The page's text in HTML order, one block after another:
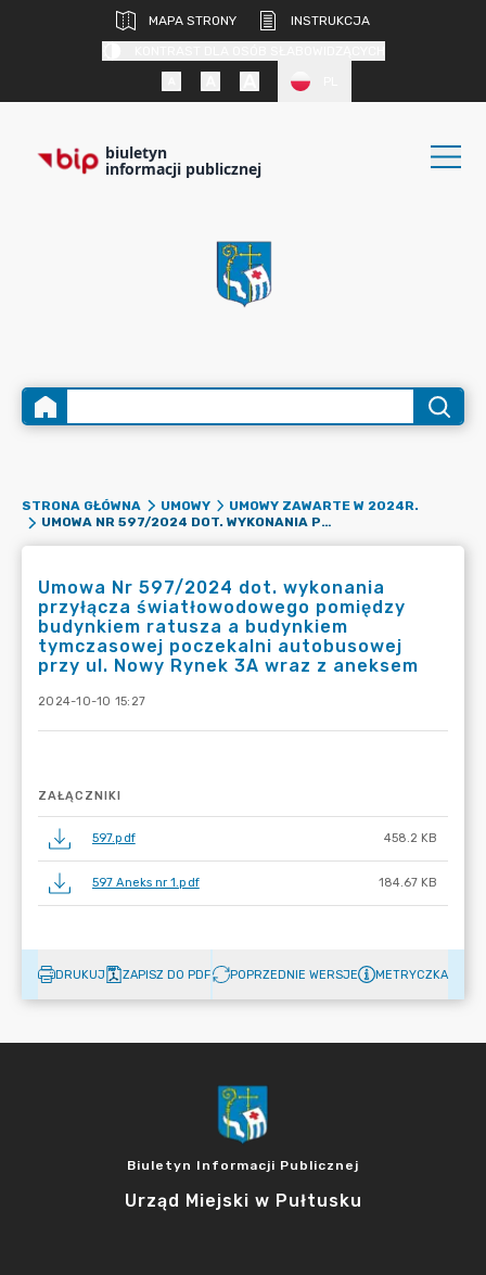
MAPA STRONY
INSTRUKCJA
biuletyn
informacji publicznej
STRONA GŁÓWNA UMOWY
UMOWY ZAWARTE W 2024R.
UMOWA NR 597/2024 DOT. WYKONANIA PRZYŁĄCZA ŚWIATŁOWODOWEGO POMIĘDZY BUDYNKIEM RATUSZA A BUDYNKIEM TYMCZASOWEJ POCZEKALNI AUTOBUSOWEJ PRZY UL. NOWY RYNEK 3A WRAZ Z ANEKSEM
Umowa Nr 597/2024 dot. wykonania
przyłącza światłowodowego pomiędzy
budynkiem ratusza a budynkiem
tymczasowej poczekalni autobusowej
przy ul. Nowy Rynek 3A wraz z aneksem
2024-10-10 15:27
ZAŁĄCZNIKI
597.pdf 458.2 KB
597 Aneks nr 1.pdf 184.67 KB
DRUKUJ ZAPISZ DO PDF POPRZEDNIE WERSJE METRYCZKA
Biuletyn Informacji Publicznej
Urząd Miejski w Pułtusku